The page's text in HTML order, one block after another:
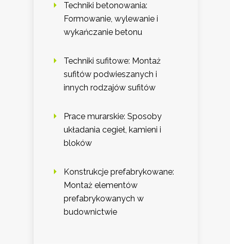
Techniki betonowania:
Formowanie, wylewanie i
wykańczanie betonu
Techniki sufitowe: Montaż
sufitów podwieszanych i
innych rodzajów sufitów
Prace murarskie: Sposoby
układania cegieł, kamieni i
bloków
Konstrukcje prefabrykowane:
Montaż elementów
prefabrykowanych w
budownictwie